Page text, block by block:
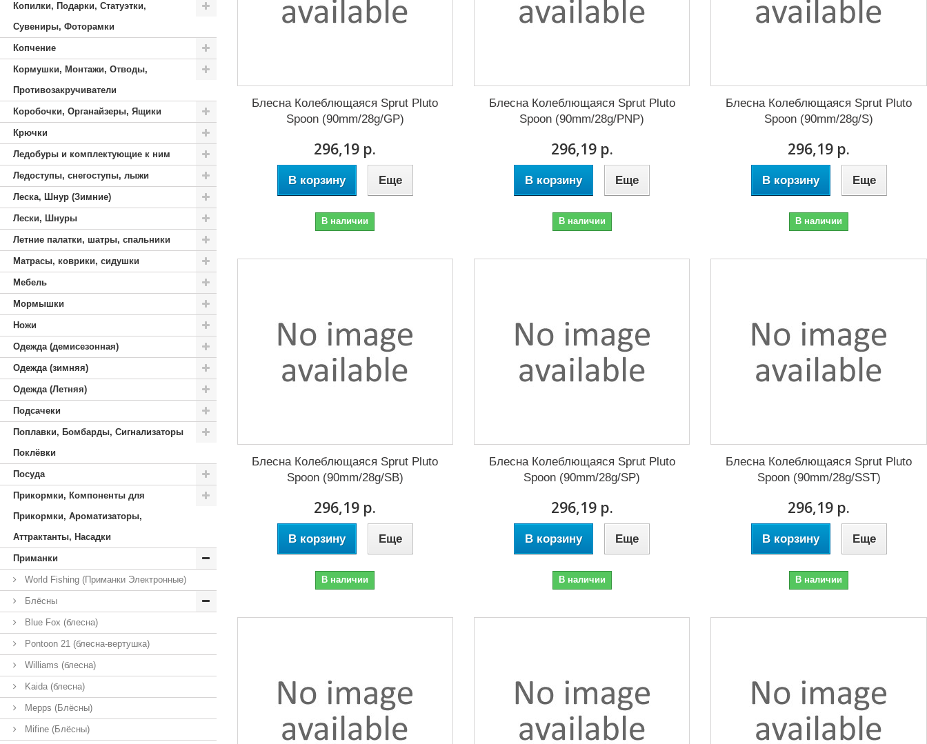
Копилки, Подарки, Статуэтки,
Сувениры, Фоторамки
Копчение
Кормушки, Монтажи, Отводы,
Противозакручиватели
Коробочки, Органайзеры, Ящики
Крючки
Ледобуры и комплектующие к ним
Ледоступы, снегоступы, лыжи
Леска, Шнур (Зимние)
Лески, Шнуры
Летние палатки, шатры, спальники
Матрасы, коврики, сидушки
Мебель
Мормышки
Ножи
Одежда (демисезонная)
Одежда (зимняя)
Одежда (Летняя)
Подсачеки
Поплавки, Бомбарды, Сигнализаторы
Поклёвки
Посуда
Прикормки, Компоненты для
Прикормки, Ароматизаторы,
Аттрактанты, Насадки
Приманки
World Fishing (Приманки Электронные)
Блёсны
Blue Fox (блесна)
Pontoon 21 (блесна-вертушка)
Williams (блесна)
Kaida (блесна)
Mepps (Блёсны)
Mifine (Блёсны)
Блесна Колеблющаяся Sprut Pluto
Spoon (90mm/28g/GP)
296,19 р.
В корзину Еще
В наличии
Блесна Колеблющаяся Sprut Pluto
Spoon (90mm/28g/PNP)
296,19 р.
В корзину Еще
В наличии
Блесна Колеблющаяся Sprut Pluto
Spoon (90mm/28g/S)
296,19 р.
В корзину Еще
В наличии
Блесна Колеблющаяся Sprut Pluto
Spoon (90mm/28g/SB)
296,19 р.
В корзину Еще
В наличии
Блесна Колеблющаяся Sprut Pluto
Spoon (90mm/28g/SP)
296,19 р.
В корзину Еще
В наличии
Блесна Колеблющаяся Sprut Pluto
Spoon (90mm/28g/SST)
296,19 р.
В корзину Еще
В наличии